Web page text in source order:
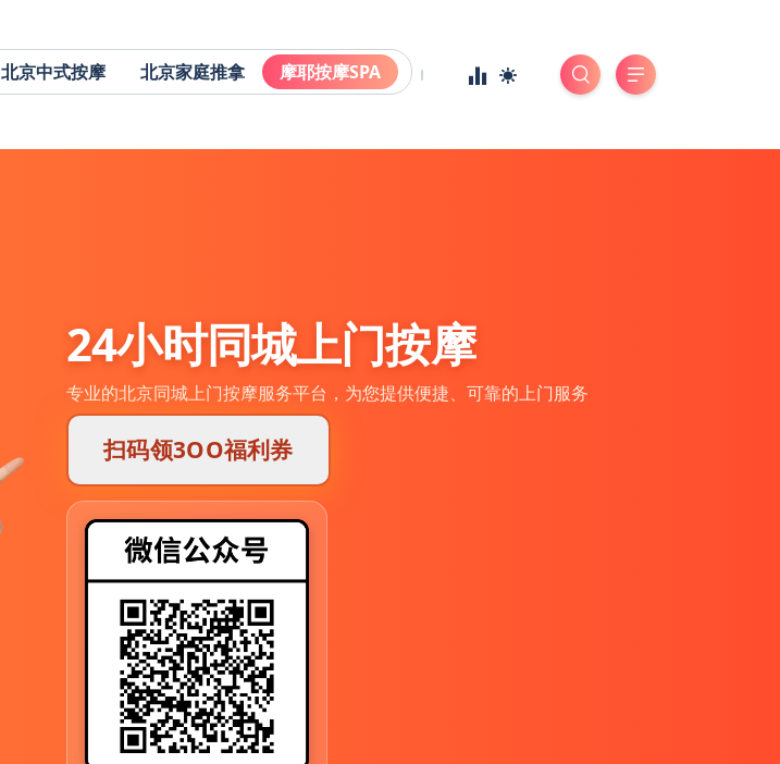
北京中式按摩 北京家庭推拿 摩耶按摩SPA
24小时同城上门按摩
专业的北京同城上门按摩服务平台，为您提供便捷、可靠的上门服务
扫码领3OO福利券